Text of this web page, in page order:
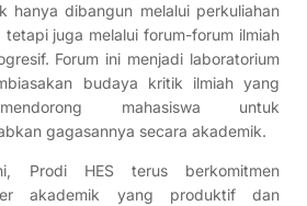
hanya dibangun melalui perkuliahan
juga melalui forum-forum ilmiah
Forum ini menjadi laboratorium
budaya kritik ilmiah yang
mahasiswa untuk
gagasannya secara akademik.
Prodi HES terus berkomitmen
akademik yang produktif dan